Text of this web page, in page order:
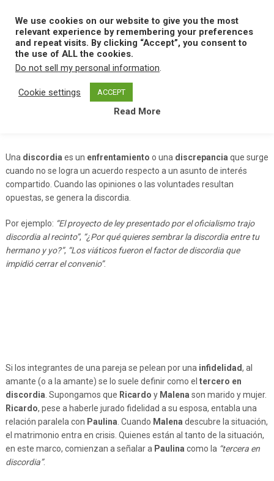
content
MENU
Home D Discordia
Una discordia es un enfrentamiento o una discrepancia que surge
cuando no se logra un acuerdo respecto a un asunto de interés
compartido. Cuando las opiniones o las voluntades resultan
opuestas, se genera la discordia.
Por ejemplo: “El proyecto de ley presentado por el oficialismo trajo
discordia al recinto”, “¿Por qué quieres sembrar la discordia entre tu
hermano y yo?”, “Los viáticos fueron el factor de discordia que
impidió cerrar el convenio”.
Si los integrantes de una pareja se pelean por una infidelidad, al
amante (o a la amante) se lo suele definir como el tercero en
discordia . Supongamos que Ricardo y Malena son marido y mujer.
Ricardo, pese a haberle jurado fidelidad a su esposa, entabla una
relación paralela con Paulina . Cuando Malena descubre la situación,
el matrimonio entra en crisis. Quienes están al tanto de la situación,
en este marco, comienzan a señalar a Paulina como la “tercera en
discordia”.
We use cookies on our website to give you the most
relevant experience by remembering your preferences
and repeat visits. By clicking “Accept”, you consent to
the use of ALL the cookies.
Do not sell my personal information.
Cookie settings ACCEPT
Read More